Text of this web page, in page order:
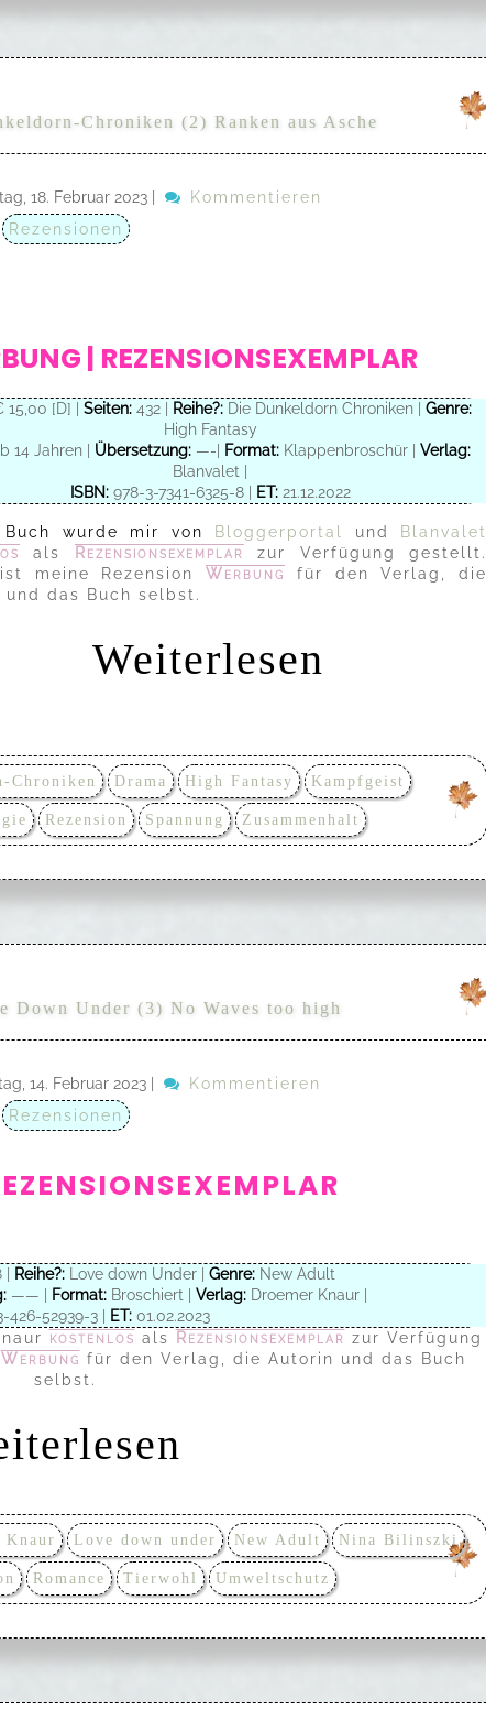
Chroniken (2) Ranken aus Asche
18. Februar 2023
Kommentieren
Rezensionen
| REZENSIONSEXEMPLAR
[D] | Seiten:432 | Reihe?:Die Dunkeldorn Chroniken | Genre:
High Fantasy
14 Jahren | Übersetzung: —-| Format: Klappenbroschür | Verlag:
Blanvalet |
ISBN:978-3-7341-6325-8 | ET: 21.12.2022
Buch wurde mir von Bloggerportal und
Blanvalet
als Rezensionsexemplar
zur Verfügung gestellt.
meine Rezension Werbung
für den Verlag, die
und das Buch selbst.
Weiterlesen
Chroniken Drama High Fantasy Kampfgeist
Rezension Spannung Zusammenhalt
Down Under (3) No Waves too high
14. Februar 2023
Kommentieren
Rezensionen
Reihe?:Love down Under | Genre:New Adult
—— | Format:Broschiert | Verlag:Droemer Knaur |
426-52939-3 | ET: 01.02.2023
kostenlos als Rezensionsexemplar zur Verfügung
Werbung für den Verlag, die Autorin und das Buch
selbst.
Knaur Love down under New Adult Nina Bilinszki
Romance Tierwohl Umweltschutz